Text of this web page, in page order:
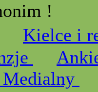
!
Kielce i
Medialny